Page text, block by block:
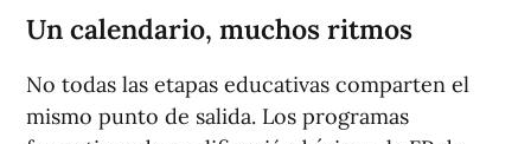
Un calendario, muchos ritmos
No todas las etapas educativas comparten el
mismo punto de salida. Los programas